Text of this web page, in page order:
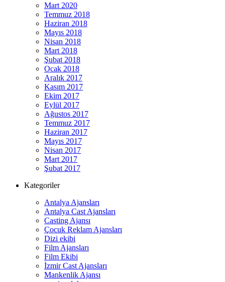
Mart 2020
Temmuz 2018
Haziran 2018
Mayıs 2018
Nisan 2018
Mart 2018
Şubat 2018
Ocak 2018
Aralık 2017
Kasım 2017
Ekim 2017
Eylül 2017
Ağustos 2017
Temmuz 2017
Haziran 2017
Mayıs 2017
Nisan 2017
Mart 2017
Şubat 2017
Kategoriler
Antalya Ajansları
Antalya Cast Ajansları
Casting Ajansı
Çocuk Reklam Ajansları
Dizi ekibi
Film Ajansları
Film Ekibi
İzmir Cast Ajansları
Mankenlik Ajansı